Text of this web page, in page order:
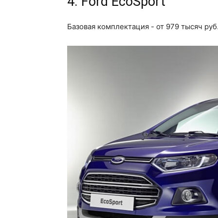
Базовая комплектация - от 979 тысяч